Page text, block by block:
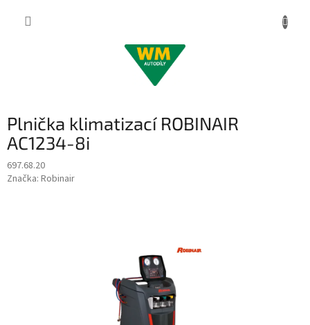
Plnička klimatizací ROBINAIR
AC1234-8i
697.68.20
Značka: Robinair